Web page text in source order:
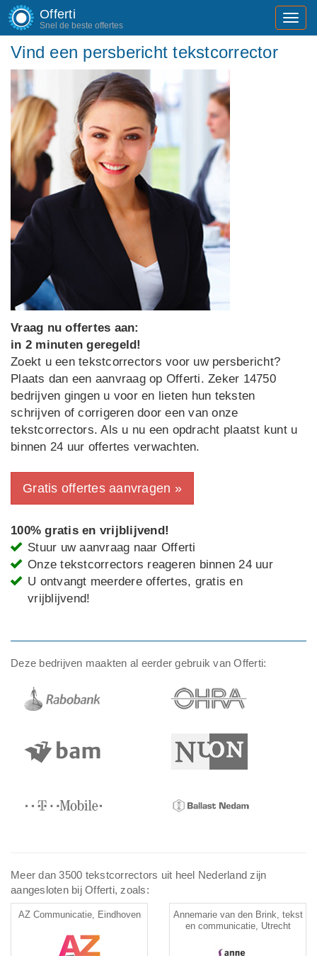
Offerti
Snel de beste offertes
Vind een persbericht tekstcorrector
Vraag nu offertes aan:
in 2 minuten geregeld!
Zoekt u een tekstcorrectors voor uw persbericht?
Plaats dan een aanvraag op Offerti. Zeker 14750
bedrijven gingen u voor en lieten hun teksten
schrijven of corrigeren door een van onze
tekstcorrectors. Als u nu een opdracht plaatst kunt u
binnen 24 uur offertes verwachten.
Gratis offertes aanvragen »
100% gratis en vrijblijvend!
Stuur uw aanvraag naar Offerti
Onze tekstcorrectors reageren binnen 24 uur
U ontvangt meerdere offertes, gratis en
vrijblijvend!
Deze bedrijven maakten al eerder gebruik van Offerti:
Meer dan 3500 tekstcorrectors uit heel Nederland zijn
aangesloten bij Offerti, zoals:
AZ Communicatie, Eindhoven
Annemarie van den Brink, tekst
en communicatie, Utrecht